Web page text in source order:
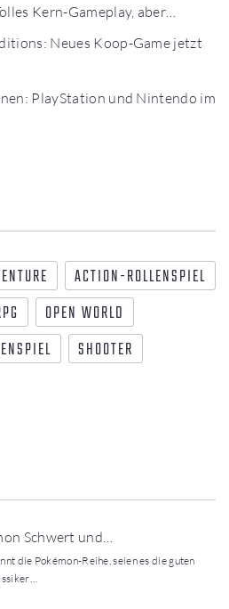
Kern-Gameplay, aber…
Neues Koop-Game jetzt
PlayStation und Nintendo im
ACTION-ROLLENSPIEL
OPEN WORLD
SHOOTER
Schwert und…
die Pokémon-Reihe, seien es die guten